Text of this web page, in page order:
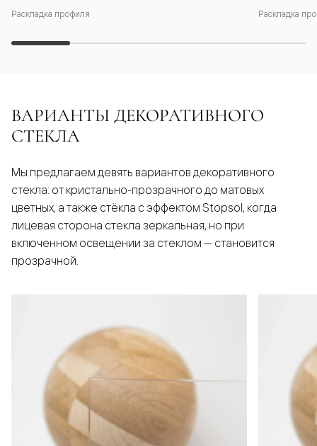
Раскладка профиля Раскладка
ВАРИАНТЫ ДЕКОРАТИВНОГО
СТЕКЛА
Мы предлагаем девять вариантов декоративного
стекла: от кристально-прозрачного до матовых
цветных, а также стёкла с эффектом Stopsol, когда
лицевая сторона стекла зеркальная, но при
включенном освещении за стеклом — становится
прозрачной.